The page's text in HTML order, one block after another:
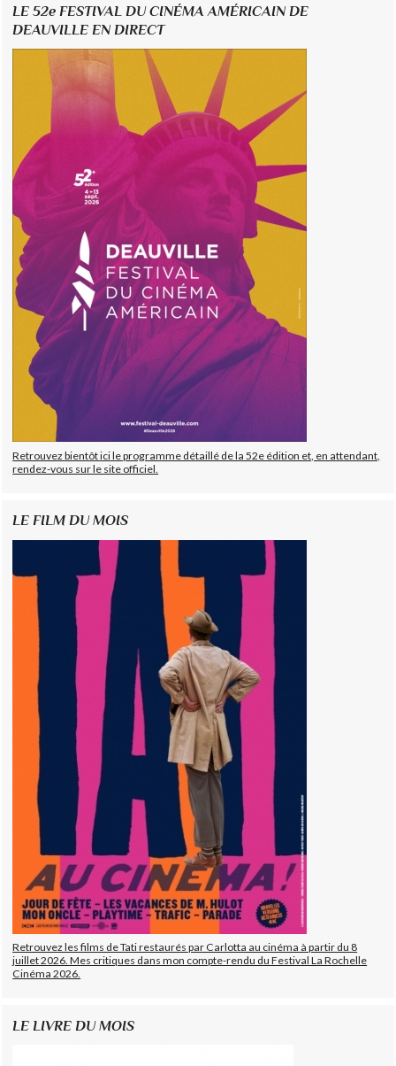
LE 52e FESTIVAL DU CINÉMA AMÉRICAIN DE
DEAUVILLE EN DIRECT
Retrouvez bientôt ici le programme détaillé de la 52e édition et, en attendant,
rendez-vous sur le site officiel.
LE FILM DU MOIS
Retrouvez les films de Tati restaurés par Carlotta au cinéma à partir du 8
juillet 2026. Mes critiques dans mon compte-rendu du Festival La Rochelle
Cinéma 2026.
LE LIVRE DU MOIS